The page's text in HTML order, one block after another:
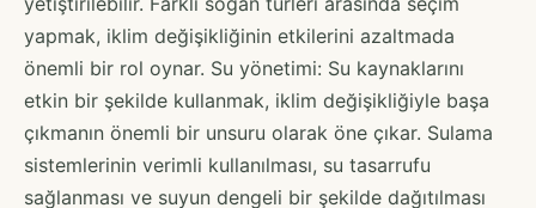
yapmak, iklim değişikliğinin etkilerini azaltmada
önemli bir rol oynar. Su yönetimi: Su kaynaklarını
etkin bir şekilde kullanmak, iklim değişikliğiyle başa
çıkmanın önemli bir unsuru olarak öne çıkar. Sulama
sistemlerinin verimli kullanılması, su tasarrufu
sağlanması ve suyun dengeli bir şekilde dağıtılması